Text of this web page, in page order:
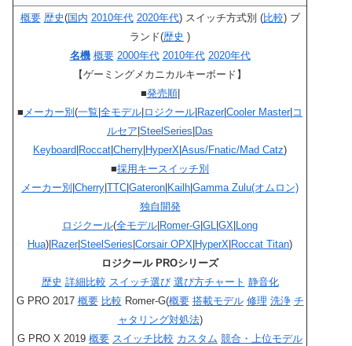
概要 歴史(国内 2010年代 2020年代) スイッチ方式別 (比較) ブ
ランド(歴史 )
名機 概要 2000年代 2010年代 2020年代
【ゲーミングメカニカルキーボード】
■発売順|
■ メーカー別 (一覧 全モデル ロジクール Razer|Cooler Master| コ
ルセア SteelSeries Das
Keyboard Roccat Cherry HyperX Asus/Fnatic/Mad Catz)
■採用キースイッチ別
メーカー別 Cherry TTC Gateron Kailh Gamma Zulu(オムロン)
独自開発
ロジクール(全モデル Romer-G GL GX Long
Hua)| Razer|SteelSeries Corsair OPX HyperX Roccat Titan)
ロジクール PROシリーズ
歴史 詳細比較 スイッチ選び 選び方チャート 静音化
G PRO 2017 概要 比較 Romer-G(概要 搭載モデル 修理 洗浄 チ
ャタリング対処法)
G PRO X 2019 概要 スイッチ比較 カスタム 競合・上位モデル